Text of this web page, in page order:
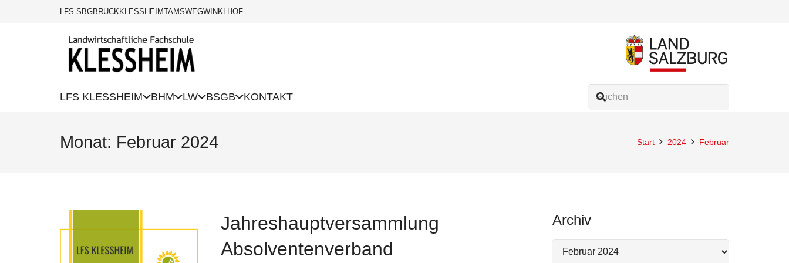
LFS-SBGBRUCKKLESSHEIMTAMSWEGWINKLHOF
LFS KLESSHEIM BHM LW BSGB KONTAKT
Monat: Februar 2024 Start 2024 Februar
Jahreshauptversammlung
Absolventenverband
Archiv
Archiv